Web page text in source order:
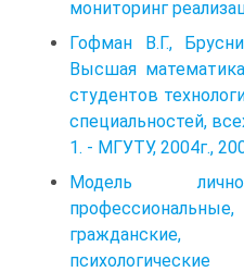
мониторинг
Гофман В.Г.,
Высшая
студентов
специальностей,
1. - МГУТУ, 2004г.,
Модель